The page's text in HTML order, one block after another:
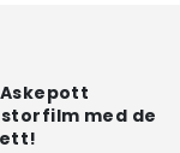
storfilm med de